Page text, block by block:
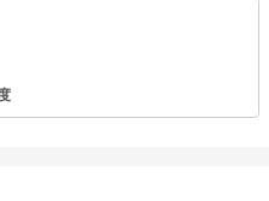
が直接お持ちします。